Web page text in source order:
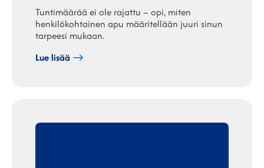
Tuntimäärää ei ole rajattu – opi, miten
henkilökohtainen apu määritellään juuri sinun
tarpeesi mukaan.
Lue lisää